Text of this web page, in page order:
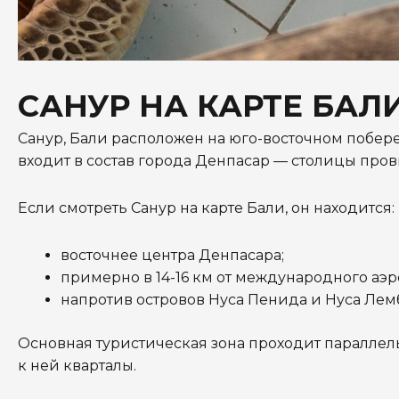
САНУР НА КАРТЕ
Санур, Бали расположен на юго-восточном
входит в состав города Денпасар — столицы
Если смотреть Санур на карте Бали, он находится:
восточнее центра Денпасара;
примерно в 14-16 км от международного
напротив островов Нуса Пенида и Нуса
Основная туристическая зона проходит
к ней кварталы.